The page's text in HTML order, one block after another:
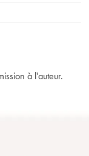
à l'auteur.